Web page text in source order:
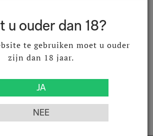
u ouder dan 18?
te gebruiken moet u ouder
zijn dan 18 jaar.
productomschrijving